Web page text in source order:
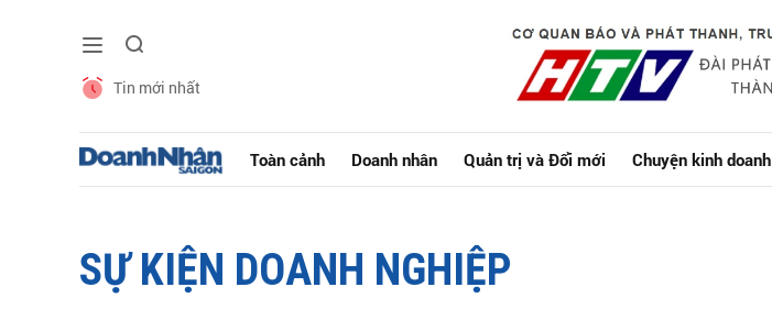
Tin mới nhất
Toàn cảnh Doanh nhân Quản trị và Đổi mới Chuyện kinh doanh
SỰ KIỆN DOANH NGHIỆP